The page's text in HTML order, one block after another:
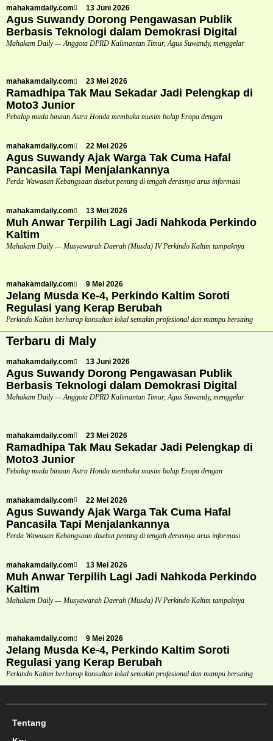
mahakamdaily.com 13 Juni 2026
Agus Suwandy Dorong Pengawasan Publik
Berbasis Teknologi dalam Demokrasi Digital
Mahakam Daily — Anggota DPRD Kalimantan Timur, Agus Suwandy, menggelar
mahakamdaily.com 23 Mei 2026
Ramadhipa Tak Mau Sekadar Jadi Pelengkap di
Moto3 Junior
Pebalap muda binaan Astra Honda membuka musim balap Eropa dengan
mahakamdaily.com 22 Mei 2026
Agus Suwandy Ajak Warga Tak Cuma Hafal
Pancasila Tapi Menjalankannya
Perda Wawasan Kebangsaan disebut penting di tengah derasnya arus informasi
mahakamdaily.com 13 Mei 2026
Muh Anwar Terpilih Lagi Jadi Nahkoda Perkindo
Kaltim
Mahakam Daily — Musyawarah Daerah (Musda) IV Perkindo Kaltim tampaknya
mahakamdaily.com 9 Mei 2026
Jelang Musda Ke-4, Perkindo Kaltim Soroti
Regulasi yang Kerap Berubah
Perkindo Kaltim berharap konsultan lokal semakin profesional dan mampu bersaing
Terbaru di Maly
mahakamdaily.com 13 Juni 2026
Agus Suwandy Dorong Pengawasan Publik
Berbasis Teknologi dalam Demokrasi Digital
Mahakam Daily — Anggota DPRD Kalimantan Timur, Agus Suwandy, menggelar
mahakamdaily.com 23 Mei 2026
Ramadhipa Tak Mau Sekadar Jadi Pelengkap di
Moto3 Junior
Pebalap muda binaan Astra Honda membuka musim balap Eropa dengan
mahakamdaily.com 22 Mei 2026
Agus Suwandy Ajak Warga Tak Cuma Hafal
Pancasila Tapi Menjalankannya
Perda Wawasan Kebangsaan disebut penting di tengah derasnya arus informasi
mahakamdaily.com 13 Mei 2026
Muh Anwar Terpilih Lagi Jadi Nahkoda Perkindo
Kaltim
Mahakam Daily — Musyawarah Daerah (Musda) IV Perkindo Kaltim tampaknya
mahakamdaily.com 9 Mei 2026
Jelang Musda Ke-4, Perkindo Kaltim Soroti
Regulasi yang Kerap Berubah
Perkindo Kaltim berharap konsultan lokal semakin profesional dan mampu bersaing
Tentang